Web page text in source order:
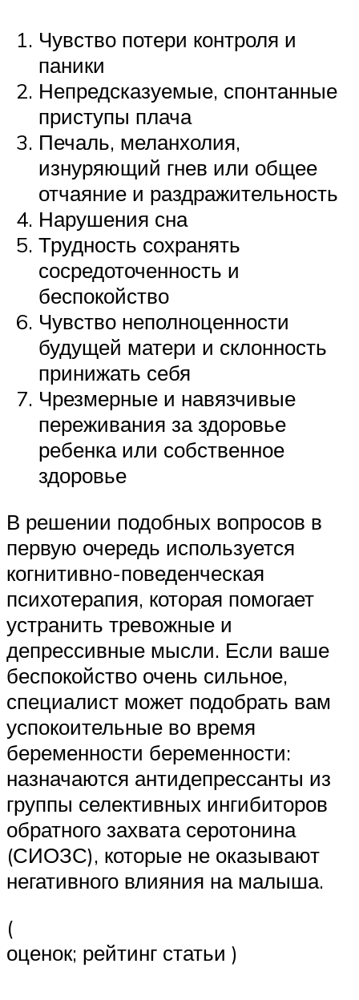
Чувство потери контроля и
паники
Непредсказуемые, спонтанные
приступы плача
Печаль, меланхолия,
изнуряющий гнев или общее
отчаяние и раздражительность
Нарушения сна
Трудность сохранять
сосредоточенность и
беспокойство
Чувство неполноценности
будущей матери и склонность
принижать себя
Чрезмерные и навязчивые
переживания за здоровье
ребенка или собственное
здоровье
В решении подобных вопросов в
первую очередь используется
когнитивно-поведенческая
психотерапия, которая помогает
устранить тревожные и
депрессивные мысли. Если ваше
беспокойство очень сильное,
специалист может подобрать вам
успокоительные во время
беременности беременности:
назначаются антидепрессанты из
группы селективных ингибиторов
обратного захвата серотонина
(СИОЗС), которые не оказывают
негативного влияния на малыша.
(
оценок; рейтинг статьи )